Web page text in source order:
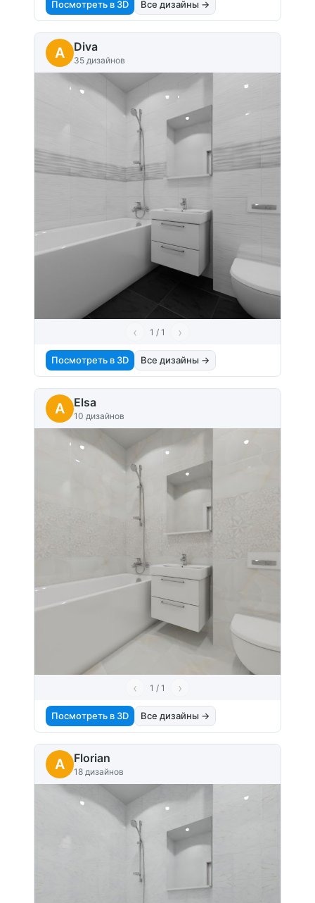
Посмотреть в 3D Все дизайны →
A Diva
35 дизайнов
‹ 1 / 1 ›
Посмотреть в 3D Все дизайны →
A Elsa
10 дизайнов
‹ 1 / 1 ›
Посмотреть в 3D Все дизайны →
A Florian
18 дизайнов